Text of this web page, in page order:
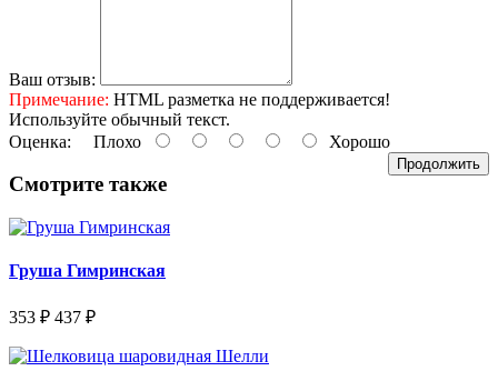
Ваш отзыв:
Примечание: HTML разметка не поддерживается!
Используйте обычный текст.
Оценка: Плохо Хорошо
Продолжить
Смотрите также
Груша Гимринская
353 ₽ 437 ₽